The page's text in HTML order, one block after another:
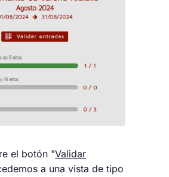
el botón "Validar
a una vista de tipo